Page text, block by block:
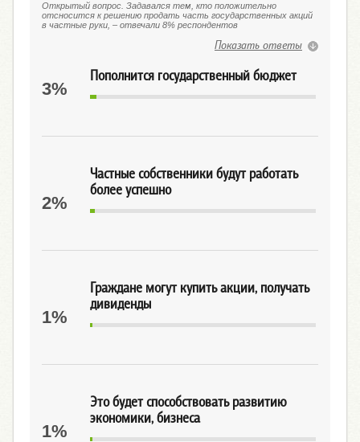
Открытый вопрос. Задавался тем, кто положительно
отсносится к решению продать часть государственных акций
в частные руки, – отвечали 8% респондентов
Показать ответы
Пополнится государственный бюджет
3%
Частные собственники будут работать
более успешно
2%
Граждане могут купить акции, получать
дивиденды
1%
Это будет способствовать развитию
экономики, бизнеса
1%